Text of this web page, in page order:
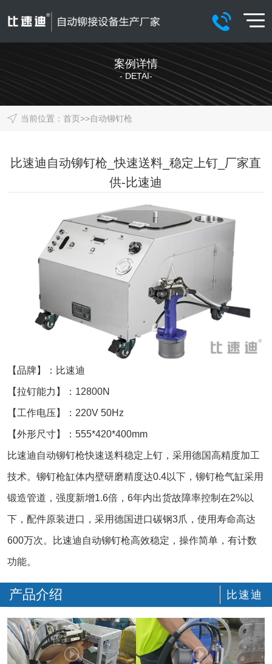
案例详情
- DETAI-
当前位置： 首页>>自动铆钉枪
比速迪自动铆钉枪_快速送料_稳定上钉_厂家直
供-比速迪
【品牌】：比速迪
【拉钉能力】：12800N
【工作电压】：220V 50Hz
【外形尺寸】：555*420*400mm
比速迪自动铆钉枪快速送料稳定上钉，采用德国高精度加工
技术。铆钉枪缸体内壁研磨精度达0.4以下，铆钉枪气缸采用
锻造管道，强度新增1.6倍，6年内出货故障率控制在2%以
下，配件原装进口，采用德国进口碳钢3爪，使用寿命高达
600万次。比速迪自动铆钉枪高效稳定，操作简单，有计数
功能。
产品介绍 比速迪